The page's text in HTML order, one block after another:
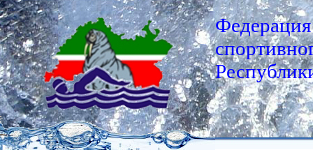
Федерация